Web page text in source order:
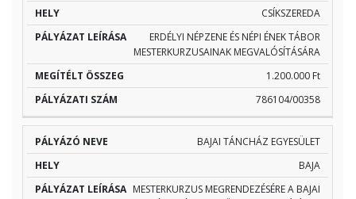
CSÍKSZEREDA
ERDÉLYI NÉPZENE ÉS NÉPI ÉNEK TÁBOR
MESTERKURZUSAINAK MEGVALÓSÍTÁSÁRA
1.200.000 Ft
786104/00358
BAJAI TÁNCHÁZ EGYESÜLET
BAJA
MESTERKURZUS MEGRENDEZÉSÉRE A BAJAI